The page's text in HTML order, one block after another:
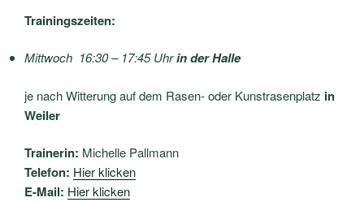
Trainingszeiten:
Mittwoch 16:30 – 17:45 Uhrin der Halle
je nach Witterung auf dem Rasen- oder Kunstrasenplatz in
Weiler
Trainerin: Michelle Pallmann
Telefon: Hier klicken
E-Mail: Hier klicken